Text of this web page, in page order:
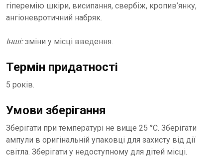
гіперемію шкіри, висипання, свербіж, кропив’янку,
ангіоневротичний набряк.
Інші:зміни у місці введення.
Термін придатності
5 років.
Умови зберігання
Зберігати при температурі не вище 25 °С. Зберігати
ампули в оригінальній упаковці для захисту від дії
світла. Зберігати у недоступному для дітей місці.